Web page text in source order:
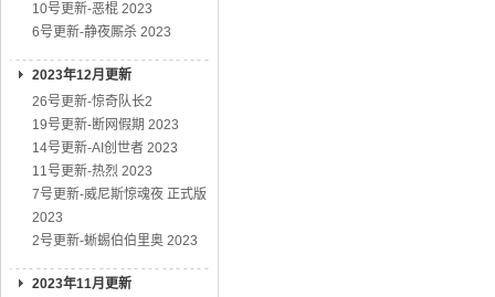
10号更新-恶棍 2023
6号更新-静夜厮杀 2023
2023年12月更新
26号更新-惊奇队长2
19号更新-断网假期 2023
14号更新-AI创世者 2023
11号更新-热烈 2023
7号更新-威尼斯惊魂夜 正式版
2023
2号更新-蜥蜴伯伯里奥 2023
2023年11月更新